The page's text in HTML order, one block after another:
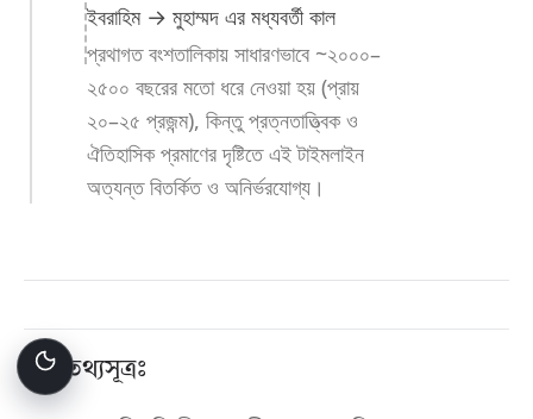
ইবরাহিম → মুহাম্মদ এর মধ্যবর্তী কাল
প্রথাগত বংশতালিকায় সাধারণভাবে ~২০০০–
২৫০০ বছরের মতো ধরে নেওয়া হয় (প্রায়
২০–২৫ প্রজন্ম), কিন্তু প্রত্নতাত্ত্বিক ও
ঐতিহাসিক প্রমাণের দৃষ্টিতে এই টাইমলাইন
অত্যন্ত বিতর্কিত ও অনির্ভরযোগ্য।
তথ্যসূত্রঃ